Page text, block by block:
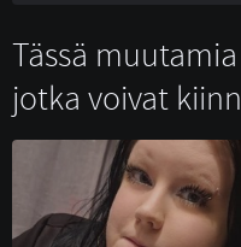
Tässä
jotka voivat